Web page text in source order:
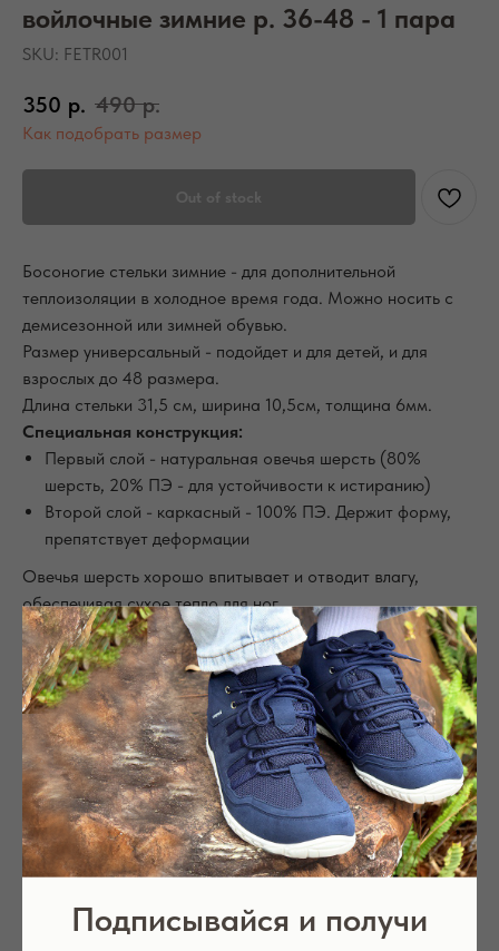
Подписывайся и получи
войлочные зимние р. 36-48 - 1 пара
SKU: FETR001
350 р. 490 р.
Как подобрать размер
Out of stock
Босоногие стельки зимние - для дополнительной
теплоизоляции в холодное время года. Можно носить с
демисезонной или зимней обувью.
Размер универсальный - подойдет и для детей, и для
взрослых до 48 размера.
Длина стельки 31,5 см, ширина 10,5см, толщина 6мм.
Специальная конструкция:
Первый слой - натуральная овечья шерсть (80%
шерсть, 20% ПЭ - для устойчивости к истиранию)
Второй слой - каркасный - 100% ПЭ. Держит форму,
препятствует деформации
Овечья шерсть хорошо впитывает и отводит влагу,
обеспечивая сухое тепло для ног.
Увеличенная толщина стелек 6мм дает дополнительную
амортизацию и обеспечивает отличную термоизоляцию.
Как использовать:
вырежьте стельки нужной формы и размера
положите светлой стороной вниз
периодически вынимайте и просушивайте стельки
Смотрите также